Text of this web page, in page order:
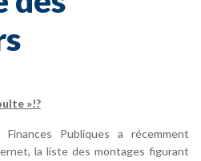
»!?
Publiques a récemment
la liste des montages figurant